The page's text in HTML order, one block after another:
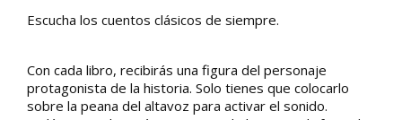
Escucha los cuentos clásicos de siempre.
Con cada libro, recibirás una figura del personaje
protagonista de la historia. Solo tienes que colocarlo
sobre la peana del altavoz para activar el sonido.